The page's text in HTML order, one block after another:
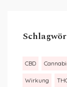
CBD
Wirkung